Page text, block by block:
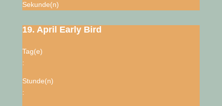
Sekunde(n)
19. April Early Bird
Tag(e)
:
Stunde(n)
: